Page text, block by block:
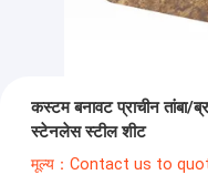
कस्टम बनावट प्राचीन तांबा/
स्टेनलेस स्टील शीट
मूल्य：Contact us to